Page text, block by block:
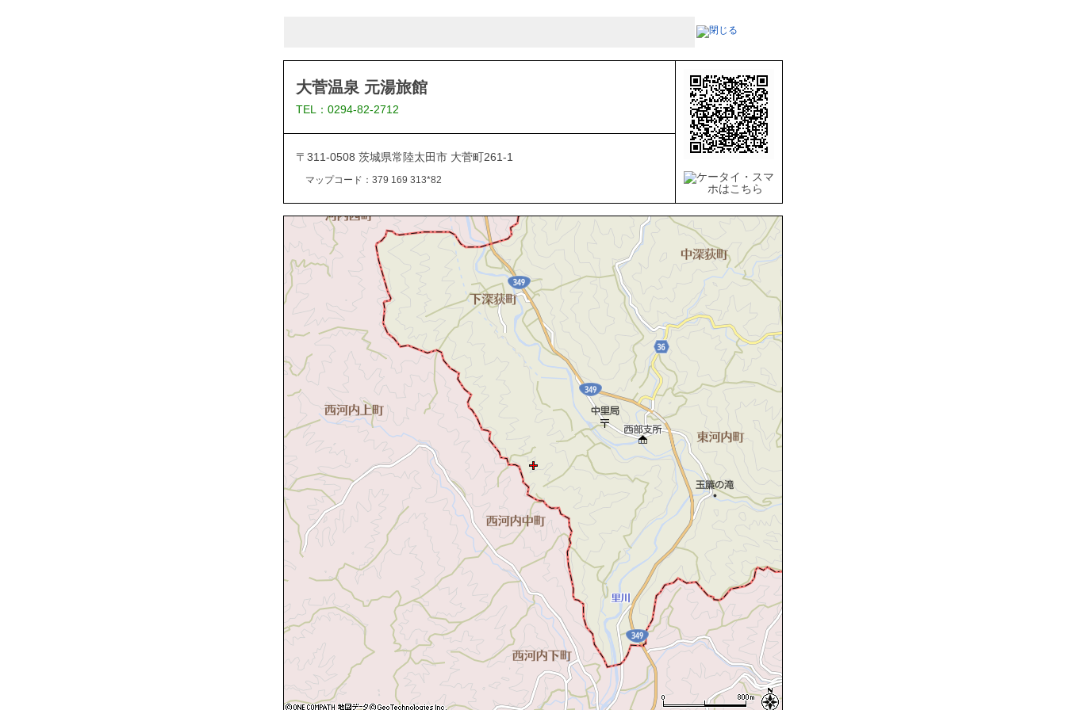
大菅温泉 元湯旅館
TEL：0294-82-2712
〒311-0508 茨城県常陸太田市 大菅町261-1
マップコード：379 169 313*82